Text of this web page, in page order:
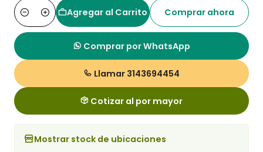
Cantidad
Agregar al Carrito Comprar ahora
Comprar por WhatsApp
Llamar 3143694454
Cotizar al por mayor
Mostrar stock de ubicaciones